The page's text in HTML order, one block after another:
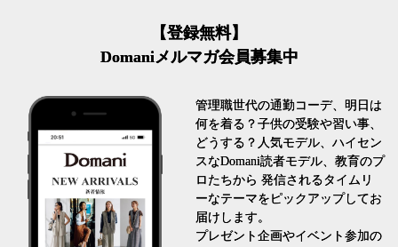
【登録無料】
Domaniメルマガ会員募集中
管理職世代の通勤コーデ、明日は
何を着る？子供の受験や習い事、
どうする？人気モデル、ハイセン
スなDomani読者モデル、教育のプ
ロたちから 発信されるタイムリ
ーなテーマをピックアップしてお
届けします。
プレゼント企画やイベント参加の